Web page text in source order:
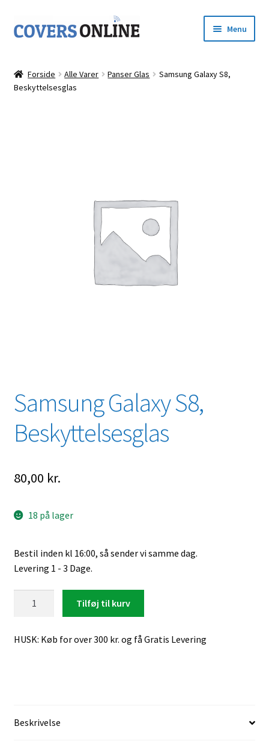
Spring
til
Spring
til
Menu
Shop
Forside Alle Varer Panser Glas
Samsung Galaxy S8,
Beskyttelsesglas
Samsung Galaxy S8,
Beskyttelsesglas
80,00 kr.
18 på lager
Bestil inden kl 16:00, så sender vi samme dag.
Levering 1 - 3 Dage.
Beskyttelsesglas
Tilføj til kurv
HUSK: Køb for over 300 kr. og få Gratis Levering
Beskrivelse